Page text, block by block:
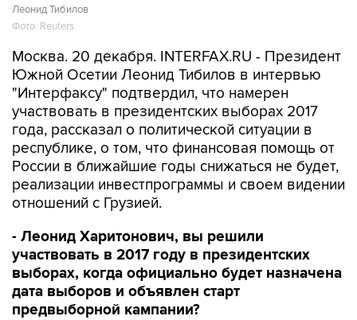
Леонид Тибилов
Фото: Reuters
Москва. 20 декабря. INTERFAX.RU - Президент
Южной Осетии Леонид Тибилов в интервью
"Интерфаксу" подтвердил, что намерен
участвовать в президентских выборах 2017
года, рассказал о политической ситуации в
республике, о том, что финансовая помощь от
России в ближайшие годы снижаться не будет,
реализации инвестпрограммы и своем видении
отношений с Грузией.
- Леонид Харитонович, вы решили
участвовать в 2017 году в президентских
выборах, когда официально будет назначена
дата выборов и объявлен старт
предвыборной кампании?